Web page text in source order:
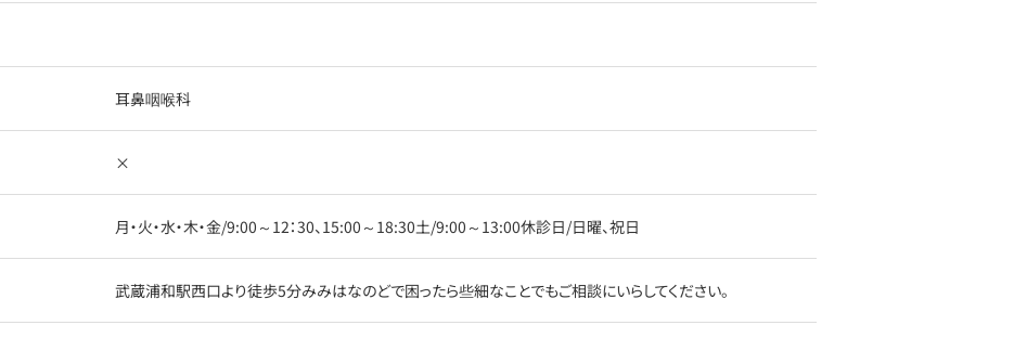
耳鼻咽喉科
×
月・火・水・木・金/9:00～12：30、15:00～18:30土/9:00～13:00休診日/日曜、祝日
武蔵浦和駅西口より徒歩5分みみはなのどで困ったら些細なことでもご相談にいらしてください。